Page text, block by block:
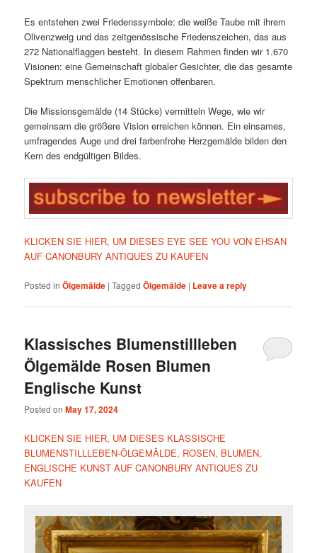
Es entstehen zwei Friedenssymbole: die weiße Taube mit ihrem
Olivenzweig und das zeitgenössische Friedenszeichen, das aus
272 Nationalflaggen besteht. In diesem Rahmen finden wir 1.670
Visionen: eine Gemeinschaft globaler Gesichter, die das gesamte
Spektrum menschlicher Emotionen offenbaren.
Die Missionsgemälde (14 Stücke) vermitteln Wege, wie wir
gemeinsam die größere Vision erreichen können. Ein einsames,
umfragendes Auge und drei farbenfrohe Herzgemälde bilden den
Kern des endgültigen Bildes.
KLICKEN SIE HIER, UM DIESES EYE SEE YOU VON EHSAN
AUF CANONBURY ANTIQUES ZU KAUFEN
Posted in Ölgemälde |Tagged Ölgemälde | Leave a reply
Klassisches Blumenstillleben
Ölgemälde Rosen Blumen
Englische Kunst
Posted onMay 17, 2024
KLICKEN SIE HIER, UM DIESES KLASSISCHE
BLUMENSTILLLEBEN-ÖLGEMÄLDE, ROSEN, BLUMEN,
ENGLISCHE KUNST AUF CANONBURY ANTIQUES ZU
KAUFEN